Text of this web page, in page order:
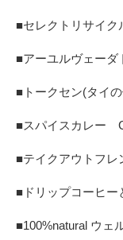
■セレクトリサイク
■アーユルヴェーダ
■トークセン(タイ
■スパイスカレー
■テイクアウトフ
■ドリップコーヒー
■100%natural ウェ